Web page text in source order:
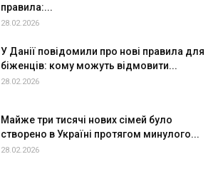
правила:...
28.02.2026
У Данії повідомили про нові правила для
біженців: кому можуть відмовити...
28.02.2026
Майже три тисячі нових сімей було
створено в Україні протягом минулого...
28.02.2026